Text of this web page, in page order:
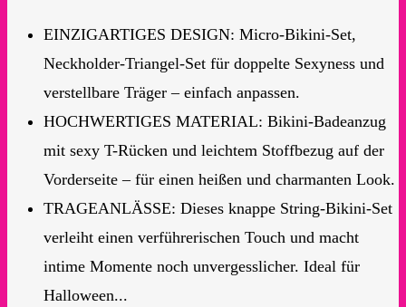
EINZIGARTIGES DESIGN: Micro-Bikini-Set,
Neckholder-Triangel-Set für doppelte Sexyness und
verstellbare Träger – einfach anpassen.
HOCHWERTIGES MATERIAL: Bikini-Badeanzug
mit sexy T-Rücken und leichtem Stoffbezug auf der
Vorderseite – für einen heißen und charmanten Look.
TRAGEANLÄSSE: Dieses knappe String-Bikini-Set
verleiht einen verführerischen Touch und macht
intime Momente noch unvergesslicher. Ideal für
Halloween...